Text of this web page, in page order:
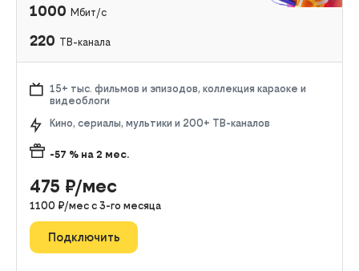
1000 Мбит/с
220 ТВ-канала
15+ тыс. фильмов и эпизодов, коллекция караоке и
видеоблоги
Кино, сериалы, мультики и 200+ ТВ-каналов
-57 % на 2 мес.
475 ₽/мес
1100 ₽/мес с 3-го месяца
Подключить